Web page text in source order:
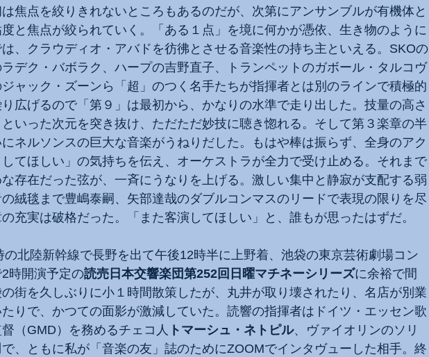
焦点を絞りきれないところもあるのだが、次第にアンサンブルが有機体と
と焦点が絞られていく。「ある１点」を境に何かが憑依、生き物のように
、クラウディオ・アバドを彷彿とさせる音楽性の持ち主といえる。SKOの
デク・バボラク、ハープの吉野直子、トランペットのガボール・タルコヴ
ジャック・ズーンら「超」のつく名手たちが指揮者とは別のラインで積極的
広げるので「第９」は最初から、かなりの水準で走り出した。技量の高さ
いった次元を突き抜け、ただただ妙技に聴き惚れる。そして第３楽章の半
ネルソンスの巨大な音楽がうねりだした。もはや棒は振らず、全身のアク
てほしい」の気持ちを伝え、オーケストラが全力で受け止める。それまで
存在だった弦が、一斉にうなりを上げる。激しい集中と静寂が支配する弱
絨毯まで豊嶋泰嗣、矢部達哉のダブルコンマスのリードで表現の限りを尽
充実は破格だった。「また客演してほしい」と、誰もが思ったはずだ。
の北陸新幹線で長野を出て午後12時半に上野着、池袋の東京芸術劇場コン
時開演予定の読売日本交響楽団第252回日曜マチネーシリーズに余裕で間
街を久しぶりに小１時間散策したが、丸井が取り壊されたり、名店が別業
りで、かつての面影が激減していた。読響の指揮者はドイツ・エッセン歌
（GMD）を務めるチェコ人 トマーシュ・ネトピル、ヴァイオリンのソリ
で、ともに私が「音楽の友」誌のためにZOOMでインタヴューした相手。終